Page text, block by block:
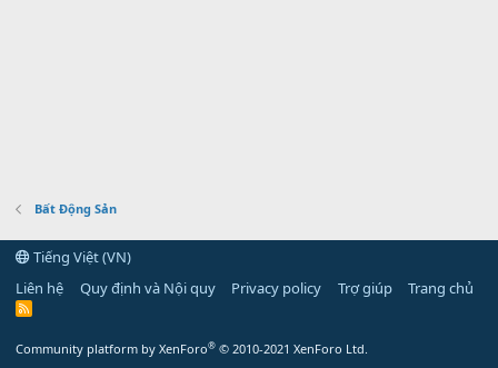
Bất Động Sản
Tiếng Việt (VN)
Liên hệ
Quy định và Nội quy Privacy policy Trợ giúp Trang chủ
R
Community platform by XenForo® © 2010-2021 XenForo Ltd.